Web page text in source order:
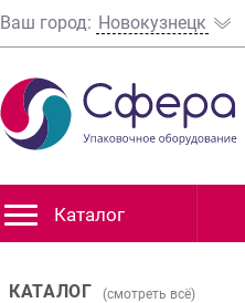
Ваш город: Новокузнецк
Каталог
КАТАЛОГ (смотреть всё)